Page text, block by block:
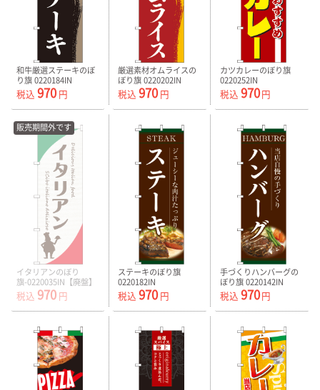
和牛厳選ステーキのぼ
り旗 0220184IN
税込 970 円
厳選素材オムライスの
ぼり旗 0220202IN
税込 970円
カツカレーのぼり旗
0220252IN
税込 970円
イタリアンのぼり
旗-0220035IN【廃盤】
税込 970 円
販売期間外です
ステーキのぼり旗
0220182IN
税込 970円
手づくりハンバーグの
ぼり旗 0220142IN
税込 970円